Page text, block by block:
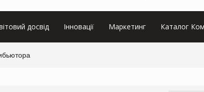
досвід Інновації Маркетинг Каталог